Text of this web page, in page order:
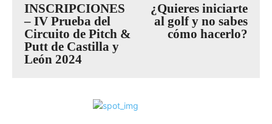
INSCRIPCIONES
– IV Prueba del
Circuito de Pitch &
Putt de Castilla y
León 2024
¿Quieres iniciarte
al golf y no sabes
cómo hacerlo?